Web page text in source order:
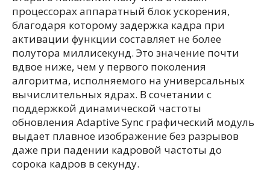
процессорах аппаратный блок ускорения,
благодаря которому задержка кадра при
активации функции составляет не более
полутора миллисекунд. Это значение почти
вдвое ниже, чем у первого поколения
алгоритма, исполняемого на универсальных
вычислительных ядрах. В сочетании с
поддержкой динамической частоты
обновления Adaptive Sync графический модуль
выдает плавное изображение без разрывов
даже при падении кадровой частоты до
сорока кадров в секунду.